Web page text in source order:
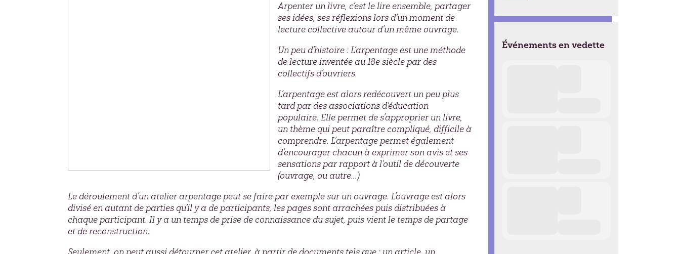
Arpenter un livre, c’est le lire ensemble, partager
ses idées, ses réflexions lors d’un moment de
lecture collective autour d’un même ouvrage.
Un peu d’histoire: L’arpentage est une méthode
de lecture inventée au 18e siècle par des
collectifs d’ouvriers.
L’arpentage est alors redécouvert un peu plus
tard par des associations d’éducation
populaire. Elle permet de s’approprier un livre,
un thème qui peut paraître compliqué, difficile à
comprendre. L’arpentage permet également
d’encourager chacun à exprimer son avis et ses
sensations par rapport à l’outil de découverte
(ouvrage, ou autre…)
Le déroulement d’un atelier arpentage peut se faire par exemple sur un ouvrage. L’ouvrage est alors
divisé en autant de parties qu’il y a de participants, les pages sont arrachées puis distribuées à
chaque participant. Il y a un temps de prise de connaissance du sujet, puis vient le temps de partage
et de reconstruction.
Événements en vedette